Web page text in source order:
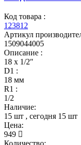
Код товара :
123812
Артикул
1509044005
Описание :
18 x 1/2″
D1 :
18 мм
R1 :
1/2
Наличие:
15 шт , сегодня 15 шт
Цена:
949
Количество: